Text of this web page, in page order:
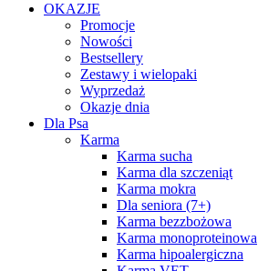
OKAZJE
Promocje
Nowości
Bestsellery
Zestawy i wielopaki
Wyprzedaż
Okazje dnia
Dla Psa
Karma
Karma sucha
Karma dla szczeniąt
Karma mokra
Dla seniora (7+)
Karma bezzbożowa
Karma monoproteinowa
Karma hipoalergiczna